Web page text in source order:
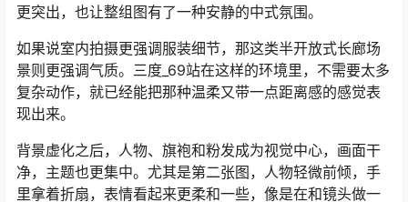
更突出，也让整组图有了一种安静的中式氛围。
如果说室内拍摄更强调服装细节，那这类半开放式长廊场
景则更强调气质。三度_69站在这样的环境里，不需要太多
复杂动作，就已经能把那种温柔又带一点距离感的感觉表
现出来。
背景虚化之后，人物、旗袍和粉发成为视觉中心，画面干
净，主题也更集中。尤其是第二张图，人物轻微前倾，手
里拿着折扇，表情看起来更柔和一些，像是在和镜头做一